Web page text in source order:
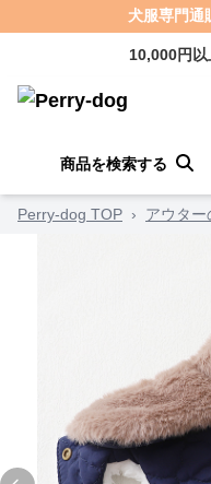
犬服専門通
10,000円
商品を検索する
Perry-dog TOP › アウター